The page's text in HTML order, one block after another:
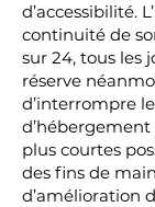
d’accessibilité.
continuité de
sur 24, tous les
réserve
d’interrompre
plus courtes
des fins de
d’amélioration